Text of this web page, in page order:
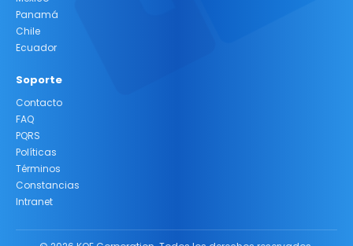
Panamá
Chile
Ecuador
Soporte
Contacto
FAQ
PQRS
Políticas
Términos
Constancias
Intranet